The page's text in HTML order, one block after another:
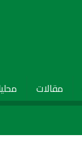
مقالات